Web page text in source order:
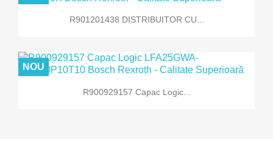
R901201438 DISTRIBUITOR CU...
R900929157 Capac Logic...
NOU